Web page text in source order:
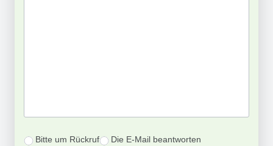
Bitte um Rückruf Die E-Mail beantworten